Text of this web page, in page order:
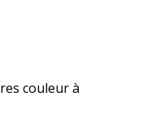
couleur à